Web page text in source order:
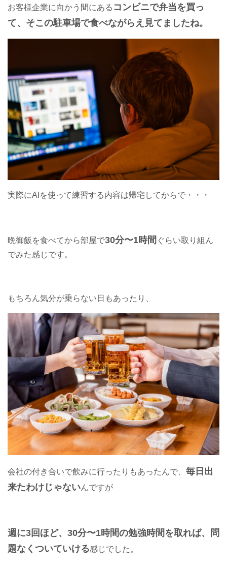
お客様企業に向かう間にある コンビニで弁当を買っ
て、そこの駐車場で食べながらえ見てましたね。
実際にAIを使って練習する内容は帰宅してからで・・・
晩御飯を食べてから部屋で30分〜1時間 ぐらい取り組ん
でみた感じです。
もちろん気分が乗らない日もあったり、
会社の付き合いで飲みに行ったりもあったんで、 毎日出
来たわけじゃないんですが
週に3回ほど、30分〜1時間の勉強時間を取れば、問
題なくついていける感じでした。